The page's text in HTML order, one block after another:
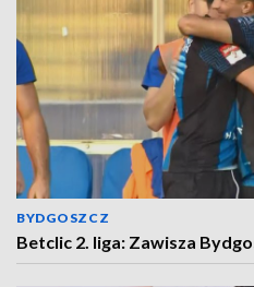
BYDGOSZCZ
Betclic 2. liga: Zawisza